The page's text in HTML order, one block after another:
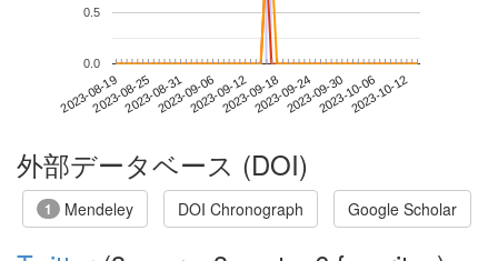
2023-08-192023-08-252023-08-312023-09-062023-09-122023-09-182023-09-242023-09-302023-10-062023-10-12
0.0
0.5
外部データベース (DOI)
1 Mendeley DOI Chronograph Google Scholar